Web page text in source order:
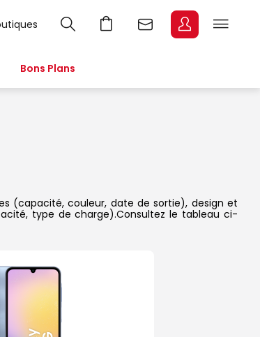
Bons Plans
(capacité, couleur, date de sortie), design et
type de charge).Consultez le tableau ci-